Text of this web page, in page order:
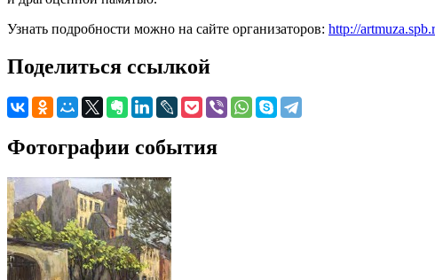
Узнать подробности можно на сайте организаторов: http://
Поделиться ссылкой
Фотографии события